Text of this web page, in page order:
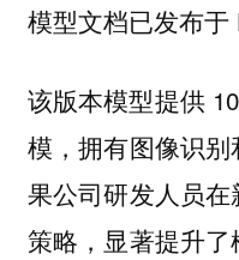
模型文档已发布于
该版本模型提供
模，拥有图像识
果公司研发人员
策略，显著提升了